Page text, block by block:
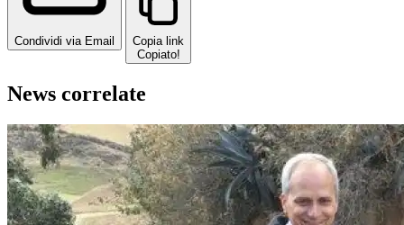
Condividi via Email
Copia link
Copiato!
News correlate